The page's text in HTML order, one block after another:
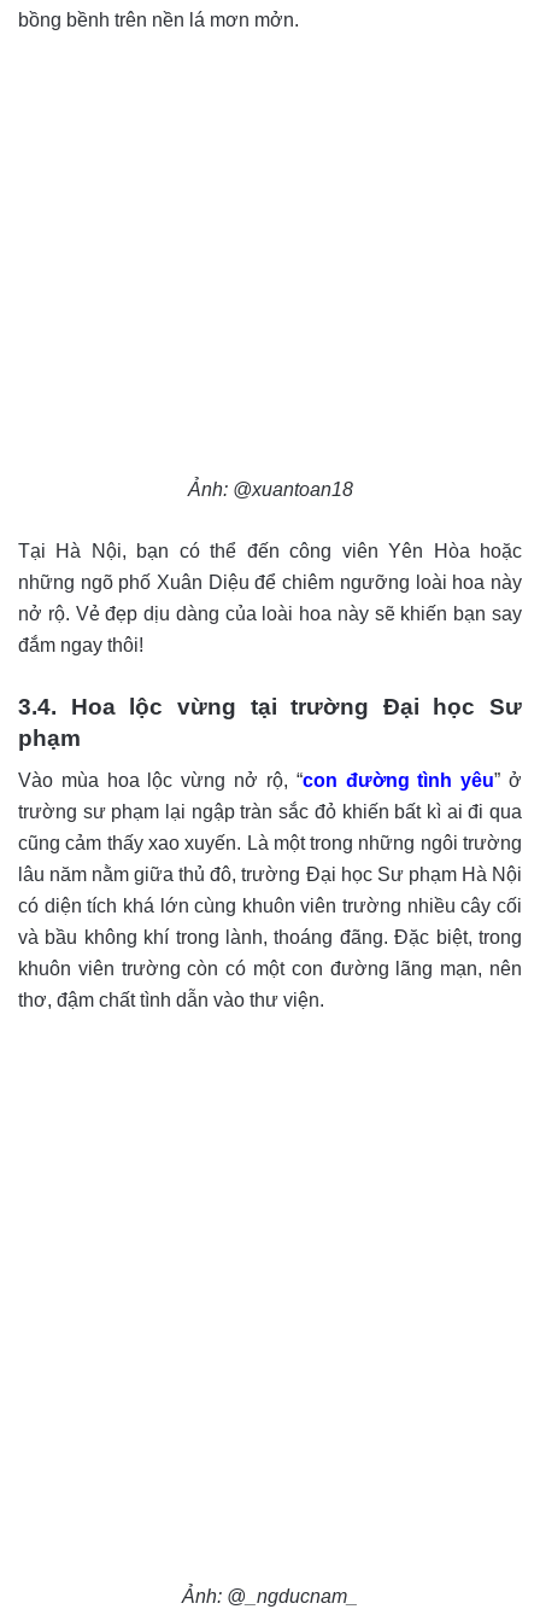
bồng bềnh trên nền lá mơn mởn.
Ảnh: @xuantoan18
Tại Hà Nội, bạn có thể đến công viên Yên Hòa hoặc
những ngõ phố Xuân Diệu để chiêm ngưỡng loài hoa này
nở rộ. Vẻ đẹp dịu dàng của loài hoa này sẽ khiến bạn say
đắm ngay thôi!
3.4. Hoa lộc vừng tại trường Đại học Sư
phạm
Vào mùa hoa lộc vừng nở rộ, “con đường tình yêu” ở
trường sư phạm lại ngập tràn sắc đỏ khiến bất kì ai đi qua
cũng cảm thấy xao xuyến. Là một trong những ngôi trường
lâu năm nằm giữa thủ đô, trường Đại học Sư phạm Hà Nội
có diện tích khá lớn cùng khuôn viên trường nhiều cây cối
và bầu không khí trong lành, thoáng đãng. Đặc biệt, trong
khuôn viên trường còn có một con đường lãng mạn, nên
thơ, đậm chất tình dẫn vào thư viện.
Ảnh: @_ngducnam_